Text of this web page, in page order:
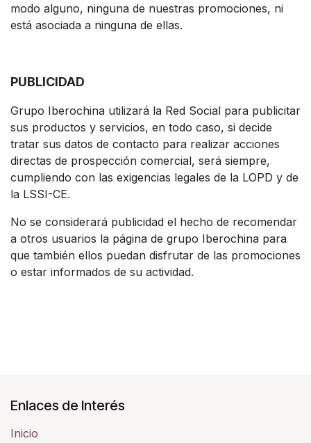
modo alguno, ninguna de nuestras promociones, ni
está asociada a ninguna de ellas.
PUBLICIDAD
Grupo Iberochina utilizará la Red Social para publicitar
sus productos y servicios, en todo caso, si decide
tratar sus datos de contacto para realizar acciones
directas de prospección comercial, será siempre,
cumpliendo con las exigencias legales de la LOPD y de
la LSSI-CE.
No se considerará publicidad el hecho de recomendar
a otros usuarios la página de grupo Iberochina para
que también ellos puedan disfrutar de las promociones
o estar informados de su actividad.
Enlaces de Interés
Inicio